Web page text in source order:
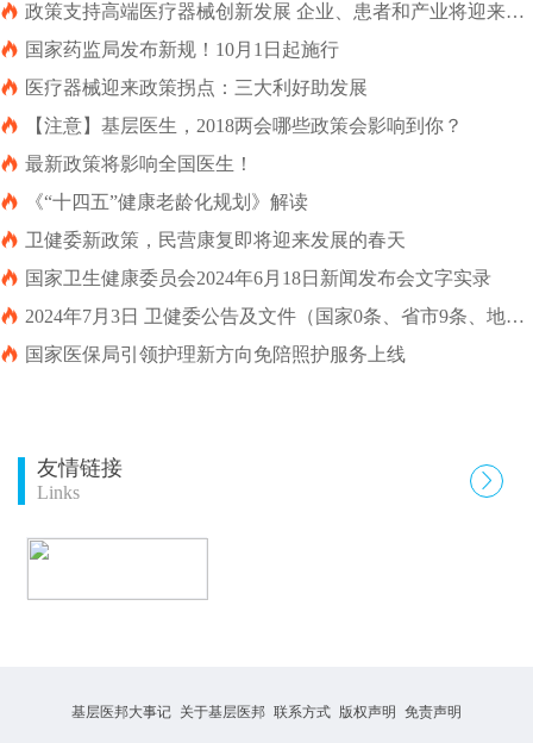
 政策支持高端医疗器械创新发展 企业、患者和产业将迎来这
些利好
 国家药监局发布新规！10月1日起施行
 医疗器械迎来政策拐点：三大利好助发展

【注意】基层医生，2018两会哪些政策会影响到你？
 最新政策将影响全国医生！

《“十四五”健康老龄化规划》解读
 卫健委新政策，民营康复即将迎来发展的春天
 国家卫生健康委员会2024年6月18日新闻发布会文字实录
 2024年7月3日 卫健委公告及文件（国家0条、省市9条、地级
市64条）
 国家医保局引领护理新方向免陪照护服务上线
友情链接
Links

基层医邦大事记 关于基层医邦 联系方式 版权声明 免责声明